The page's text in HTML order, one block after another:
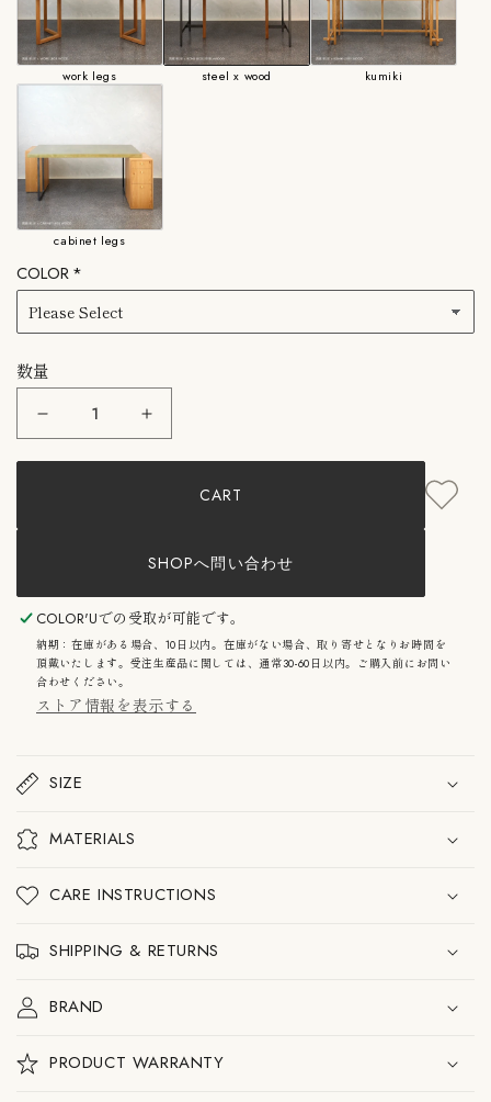
work legs steel x wood kumiki
cabinet legs
COLOR
数量
COLOR&#39;U：
VEROMETAL
DINING
STEEL×WOOD
ロ
ル
ヴ
ェ
ロ
メ
タ
イ
ニ
グ
ブ
数
を
減
す
COLOR&#39;U：
VEROMETAL
DINING
STEEL×WOOD
ロ
ル
ヴ
ェ
ロ
メ
タ
ブ
数
す
CART
SHOPへ問い合わせ
COLOR'Uでの受取が可能です。
納期：在庫がある場合、10日以内。在庫がない場合、取り寄せとなりお時間を
頂戴いたします。受注生産品に関しては、通常30-60日以内。ご購入前にお問い
合わせください。
ストア情報を表示する
SIZE
MATERIALS
CARE INSTRUCTIONS
SHIPPING & RETURNS
BRAND
PRODUCT WARRANTY